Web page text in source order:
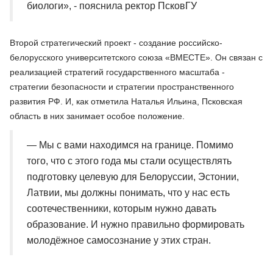
биологи», - пояснила ректор ПсковГУ
Второй стратегический проект - создание российско-
белорусского университетского союза «ВМЕСТЕ». Он связан с
реализацией стратегий государственного масштаба -
стратегии безопасности и стратегии пространственного
развития РФ. И, как отметила Наталья Ильина, Псковская
область в них занимает особое положение.
— Мы с вами находимся на границе. Помимо
того, что с этого года мы стали осуществлять
подготовку целевую для Белоруссии, Эстонии,
Латвии, мы должны понимать, что у нас есть
соотечественники, которым нужно давать
образование. И нужно правильно формировать
молодёжное самосознание у этих стран.